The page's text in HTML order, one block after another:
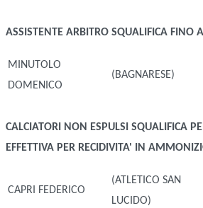
ASSISTENTE ARBITRO SQUALIFICA FINO
MINUTOLO
DOMENICO
(BAGNARESE)
CALCIATORI NON ESPULSI SQUALIFICA
EFFETTIVA PER RECIDIVITA' IN
CAPRI FEDERICO
(ATLETICO SAN
LUCIDO)